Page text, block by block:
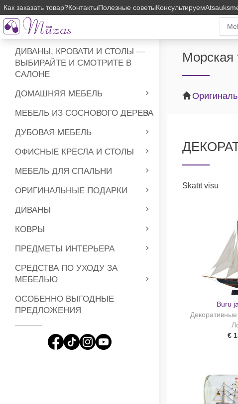
ДИВАНЫ, КРОВАТИ И СТОЛЫ —
ВЫБИРАЙТЕ И СМОТРИТЕ В
САЛОНЕ
ДОМАШНЯЯ МЕБЕЛЬ
МЕБЕЛЬ ИЗ СОСНОВОГО ДЕРЕВА
ДУБОВАЯ МЕБЕЛЬ
ОФИСНЫЕ КРЕСЛА И СТОЛЫ
МЕБЕЛЬ ДЛЯ СПАЛЬНИ
ОРИГИНАЛЬНЫЕ ПОДАРКИ
ДИВАНЫ
КОВРЫ
ПРЕДМЕТЫ ИНТЕРЬЕРА
СРЕДСТВА ПО УХОДУ ЗА
МЕБЕЛЬЮ
ОСОБЕННО ВЫГОДНЫЕ
ПРЕДЛОЖЕНИЯ
Как заказать товар?КонтактыПолезные советыКонсультируем
Морская
Skatīt visu
Buru
€